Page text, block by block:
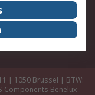
bij RS
| 1050 Brussel | BTW:
Components Benelux